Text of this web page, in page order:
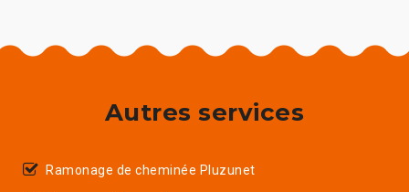
Autres services
Ramonage de cheminée Pluzunet